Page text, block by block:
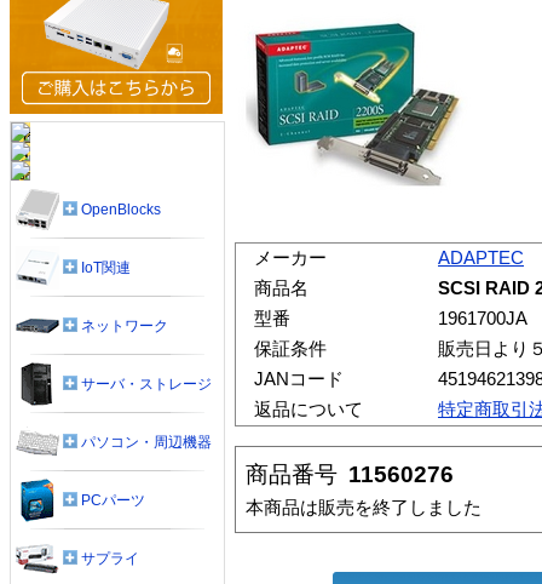
メーカー
ADAPTEC
商品名
SCSI RAID
型番
1961700JA
保証条件
販売日より
JANコード
返品について
特定商取引
商品番号 11560276
本商品は販売を終了しました
OpenBlocks
IoT関連
ネットワーク
サーバ・ストレージ
パソコン・周辺機器
PCパーツ
サプライ